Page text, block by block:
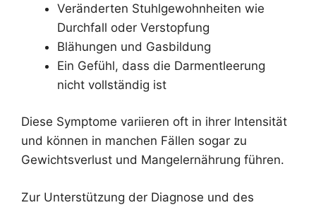
Veränderten Stuhlgewohnheiten wie
Durchfall oder Verstopfung
Blähungen und Gasbildung
Ein Gefühl, dass die Darmentleerung
nicht vollständig ist
Diese Symptome variieren oft in ihrer Intensität
und können in manchen Fällen sogar zu
Gewichtsverlust und Mangelernährung führen.
Zur Unterstützung der Diagnose und des